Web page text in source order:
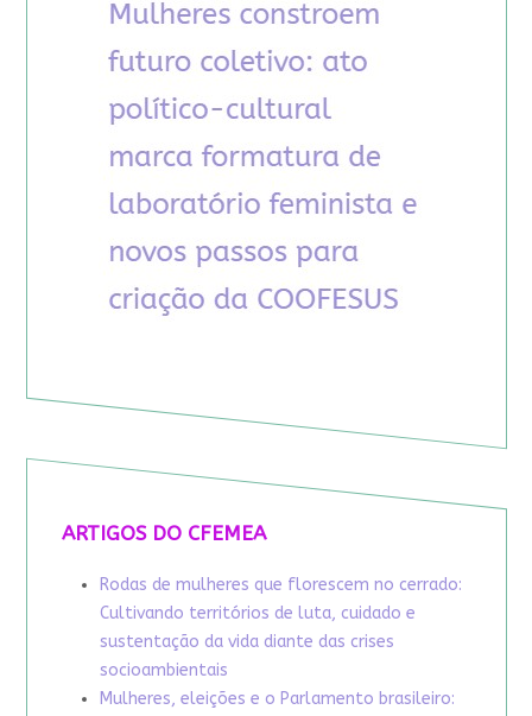
ARTIGOS DO CFEMEA
Rodas de mulheres que florescem no cerrado:
Cultivando territórios de luta, cuidado e
sustentação da vida diante das crises
socioambientais
Mulheres, eleições e o Parlamento brasileiro: